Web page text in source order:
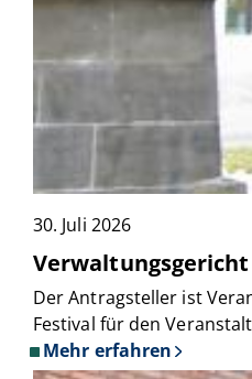
30. Juli 2026
Der Antragsteller ist
Festival für den
Mehr erfahrenüber